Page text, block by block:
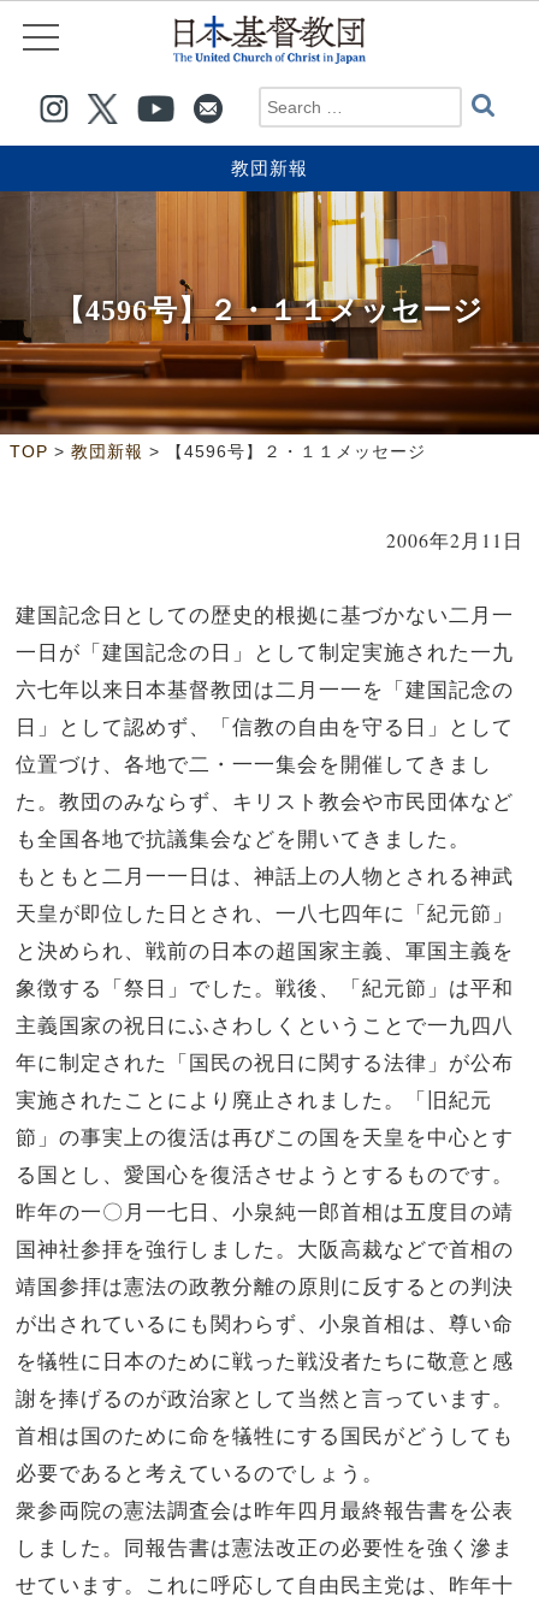
教団新報
【4596号】２・１１メッセージ
TOP > 教団新報 > 【4596号】２・１１メッセージ
2006年2月11日
建国記念日としての歴史的根拠に基づかない二月一
一日が「建国記念の日」として制定実施された一九
六七年以来日本基督教団は二月一一を「建国記念の
日」として認めず、「信教の自由を守る日」として
位置づけ、各地で二・一一集会を開催してきまし
た。教団のみならず、キリスト教会や市民団体など
も全国各地で抗議集会などを開いてきました。
もともと二月一一日は、神話上の人物とされる神武
天皇が即位した日とされ、一八七四年に「紀元節」
と決められ、戦前の日本の超国家主義、軍国主義を
象徴する「祭日」でした。戦後、「紀元節」は平和
主義国家の祝日にふさわしくということで一九四八
年に制定された「国民の祝日に関する法律」が公布
実施されたことにより廃止されました。「旧紀元
節」の事実上の復活は再びこの国を天皇を中心とす
る国とし、愛国心を復活させようとするものです。
昨年の一〇月一七日、小泉純一郎首相は五度目の靖
国神社参拝を強行しました。大阪高裁などで首相の
靖国参拝は憲法の政教分離の原則に反するとの判決
が出されているにも関わらず、小泉首相は、尊い命
を犠牲に日本のために戦った戦没者たちに敬意と感
謝を捧げるのが政治家として当然と言っています。
首相は国のために命を犠牲にする国民がどうしても
必要であると考えているのでしょう。
衆参両院の憲法調査会は昨年四月最終報告書を公表
しました。同報告書は憲法改正の必要性を強く滲ま
せています。これに呼応して自由民主党は、昨年十